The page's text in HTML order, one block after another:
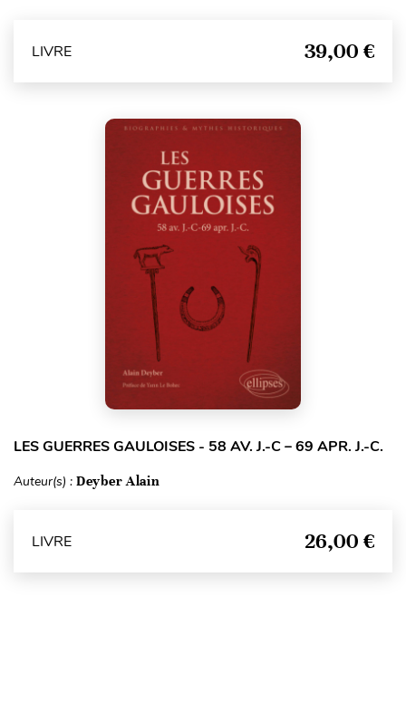
LIVRE 39,00 €
LES GUERRES GAULOISES - 58 AV. J.-C – 69 APR. J.-C.
Auteur(s) : Deyber Alain
LIVRE 26,00 €